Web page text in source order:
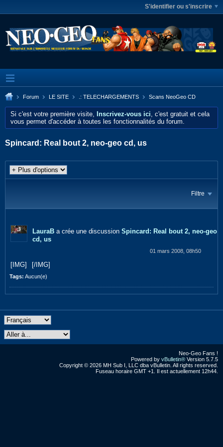
S'identifier ou s'inscrire
Forum LE SITE .: TELECHARGEMENTS Scans NeoGeo CD
Si c'est votre première visite, Inscrivez-vous ici, c'est gratuit et cela
vous permet d'accéder à toutes les fonctionnalités du forum.
Spincard: Real bout 2, neo-geo cd, us
Filtre
LauraB a crée une discussion Spincard: Real bout 2, neo-geo
cd, us
01 mars 2008, 08h50
[IMG] [/IMG]
Tags: Aucun(e)
Neo-Geo Fans !
Powered by vBulletin® Version 5.7.5
Copyright © 2026 MH Sub I, LLC dba vBulletin. All rights reserved.
Fuseau horaire GMT +1. Il est actuellement 12h44.